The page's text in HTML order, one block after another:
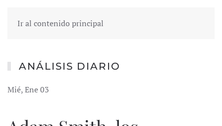
Ir al contenido principal
ANÁLISIS DIARIO
Mié, Ene 03